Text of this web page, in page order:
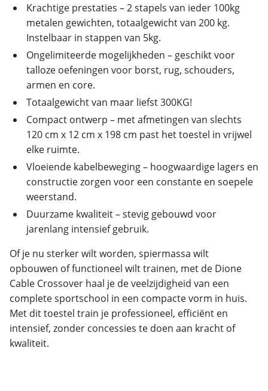
Krachtige prestaties – 2 stapels van ieder 100kg
metalen gewichten, totaalgewicht van 200 kg.
Instelbaar in stappen van 5kg.
Ongelimiteerde mogelijkheden – geschikt voor
talloze oefeningen voor borst, rug, schouders,
armen en core.
Totaalgewicht van maar liefst 300KG!
Compact ontwerp – met afmetingen van slechts
120 cm x 12 cm x 198 cm past het toestel in vrijwel
elke ruimte.
Vloeiende kabelbeweging – hoogwaardige lagers en
constructie zorgen voor een constante en soepele
weerstand.
Duurzame kwaliteit – stevig gebouwd voor
jarenlang intensief gebruik.
Of je nu sterker wilt worden, spiermassa wilt
opbouwen of functioneel wilt trainen, met de Dione
Cable Crossover haal je de veelzijdigheid van een
complete sportschool in een compacte vorm in huis.
Met dit toestel train je professioneel, efficiënt en
intensief, zonder concessies te doen aan kracht of
kwaliteit.